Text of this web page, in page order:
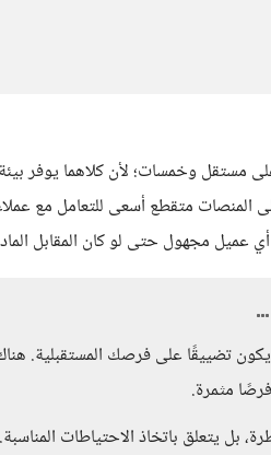
مستقل وخمسات؛ لأن كلاهما يوفر
المنصات متقطع أسعى للتعامل مع
مجهول حتى لو كان المقابل
تضييقًا على فرصك المستقبلية.
مثمرة.
بل يتعلق باتخاذ الاحتياطات